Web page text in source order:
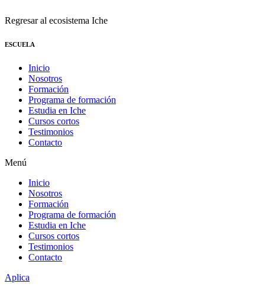
Regresar al ecosistema Iche
ESCUELA
Inicio
Nosotros
Formación
Programa de formación
Estudia en Iche
Cursos cortos
Testimonios
Contacto
Menú
Inicio
Nosotros
Formación
Programa de formación
Estudia en Iche
Cursos cortos
Testimonios
Contacto
Aplica